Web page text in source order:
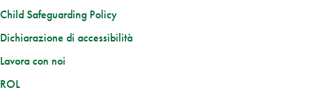
Child Safeguarding Policy
Dichiarazione di accessibilità
Lavora con noi
ROL